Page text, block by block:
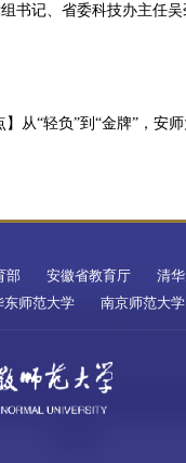
书记、省委科技办主任
】从“轻负”到“金牌”，安
部
安徽省教育厅 清
东师范大学 南京师范大学